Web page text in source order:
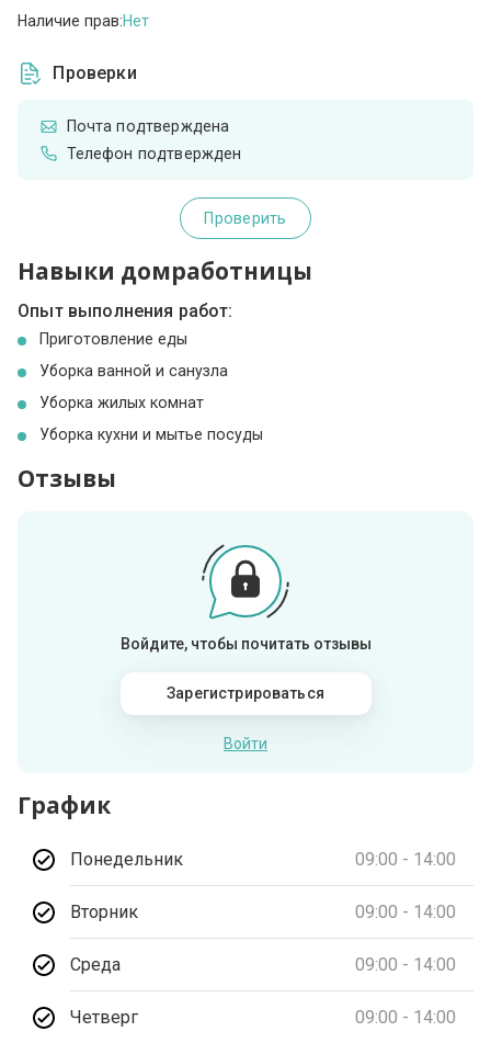
Наличие прав:Нет
Проверки
Почта подтверждена
Телефон подтвержден
Проверить
Навыки домработницы
Опыт выполнения работ:
Приготовление еды
Уборка ванной и санузла
Уборка жилых комнат
Уборка кухни и мытье посуды
Отзывы
Войдите, чтобы почитать отзывы
Зарегистрироваться
Войти
График
Понедельник 09:00 - 14:00
Вторник 09:00 - 14:00
Среда 09:00 - 14:00
Четверг 09:00 - 14:00